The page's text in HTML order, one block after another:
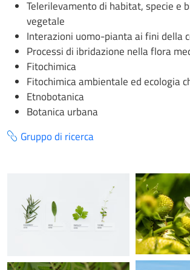
Telerilevamento di habitat, specie e
vegetale
Interazioni uomo-pianta ai fini della
Processi di ibridazione nella flora
Fitochimica
Fitochimica ambientale ed ecologia
Etnobotanica
Botanica urbana
Gruppo di ricerca